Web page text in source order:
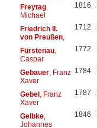
Freytag,
Michael
1816
Friedrich II.
von Preußen,
1712
Fürstenau,
Caspar
1772
Gebauer, Franz
Xaver
1784
Gebel, Franz
Xaver
1787
Gelbke,
Johannes
1846